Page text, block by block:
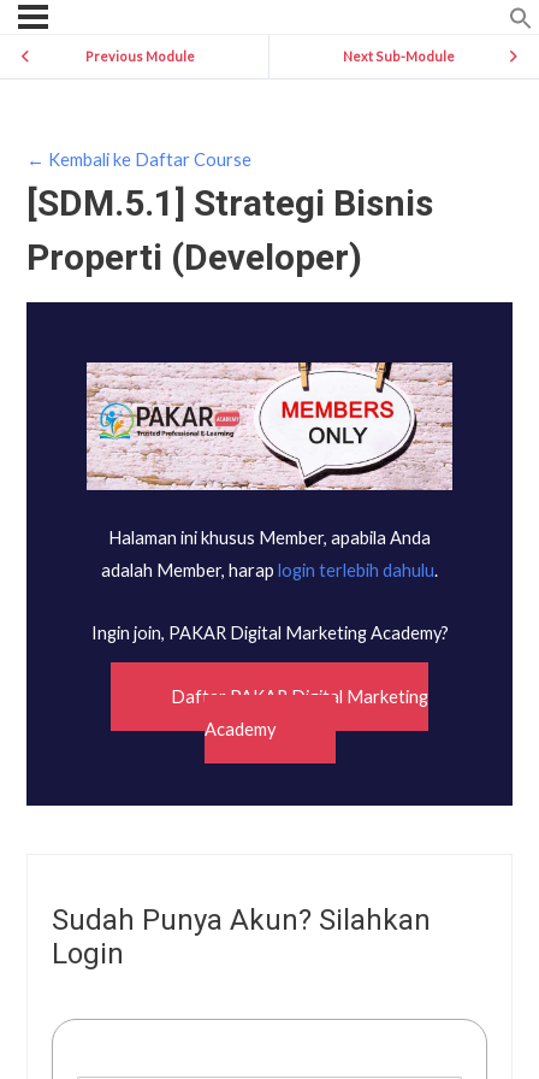
Previous Module Next Sub-Module
← Kembali ke Daftar Course
[SDM.5.1] Strategi Bisnis
Properti (Developer)
Halaman ini khusus Member, apabila Anda
adalah Member, harap login terlebih dahulu.
Ingin join, PAKAR Digital Marketing Academy?
Daftar PAKAR Digital Marketing
Academy
Sudah Punya Akun? Silahkan
Login